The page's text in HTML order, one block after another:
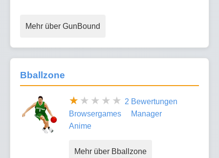
Mehr über GunBound
Bballzone
2 Bewertungen
Browsergames
Manager
Anime
Mehr über Bballzone